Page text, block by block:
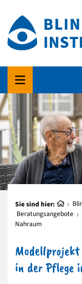
Sie sind hier:
Beratungsangebote
Nahraum
Modellprojekt
in der Pflege